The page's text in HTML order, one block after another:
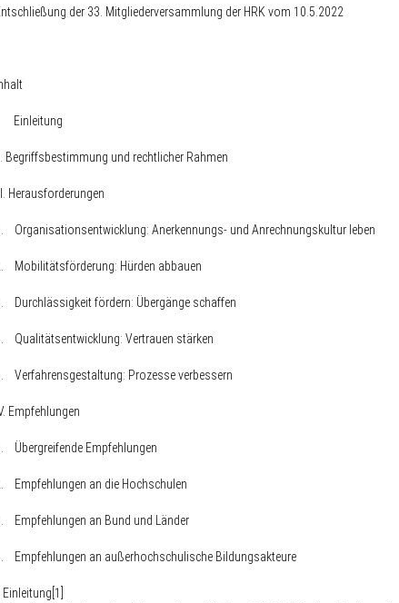
der 33. Mitgliederversammlung der HRK vom 10.5.2022
I. Einleitung
II. Begriffsbestimmung und rechtlicher Rahmen
III. Herausforderungen
Organisationsentwicklung: Anerkennungs- und Anrechnungskultur
Mobilitätsförderung: Hürden abbauen
Durchlässigkeit fördern: Übergänge schaffen
Qualitätsentwicklung: Vertrauen stärken
Verfahrensgestaltung: Prozesse verbessern
Empfehlungen
Übergreifende Empfehlungen
Empfehlungen an die Hochschulen
Empfehlungen an Bund und Länder
Empfehlungen an außerhochschulische Bildungsakteure
I. Einleitung[1]